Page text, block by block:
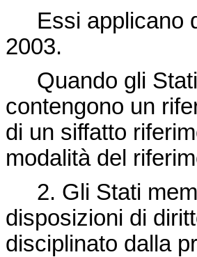
Essi applicano
2003.
Quando gli Stati
contengono un
di un siffatto
modalità del
2. Gli Stati
disposizioni di
disciplinato dalla